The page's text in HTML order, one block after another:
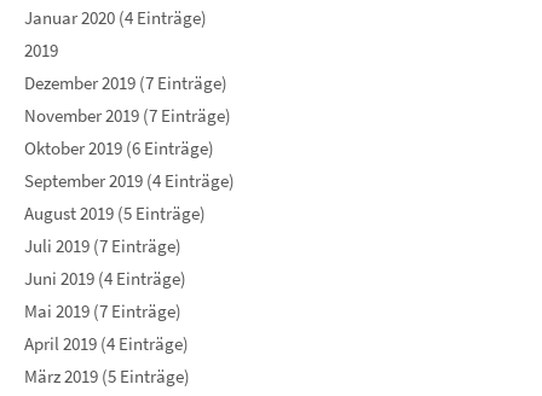
Januar 2020 (4 Einträge)
2019
Dezember 2019 (7 Einträge)
November 2019 (7 Einträge)
Oktober 2019 (6 Einträge)
September 2019 (4 Einträge)
August 2019 (5 Einträge)
Juli 2019 (7 Einträge)
Juni 2019 (4 Einträge)
Mai 2019 (7 Einträge)
April 2019 (4 Einträge)
März 2019 (5 Einträge)